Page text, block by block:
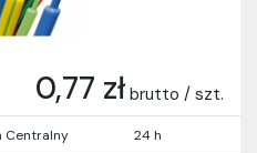
0,77 zł brutto / szt.
Centralny 24 h